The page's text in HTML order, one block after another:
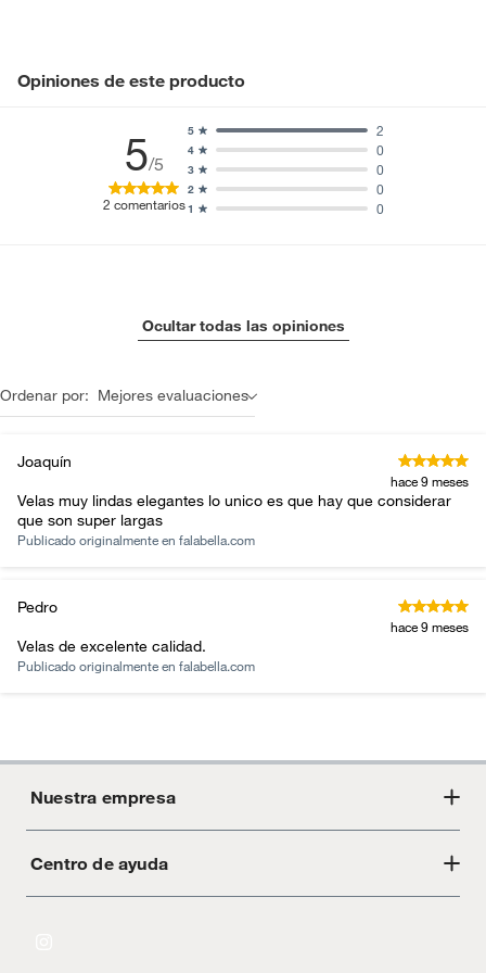
Opiniones de este producto
5/5
2 comentarios1 0
2 0
3 0
4 0
5 2
Ocultar todas las opiniones
Ordenar por: Mejores evaluaciones
Joaquín
hace 9 meses
Velas muy lindas elegantes lo unico es que hay que considerar
que son super largas
Publicado originalmente en falabella.com
Pedro
hace 9 meses
Velas de excelente calidad.
Publicado originalmente en falabella.com
Nuestra empresa
Acerca de Crate
Centro de ayuda